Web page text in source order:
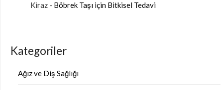
Kiraz - Böbrek Taşı için Bitkisel Tedavi
Kategoriler
Ağız ve Diş Sağlığı